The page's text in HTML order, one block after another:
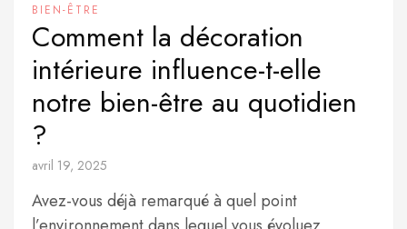
BIEN-ÊTRE
Comment la décoration
intérieure influence-t-elle
notre bien-être au quotidien
?
avril 19, 2025
Avez-vous déjà remarqué à quel point